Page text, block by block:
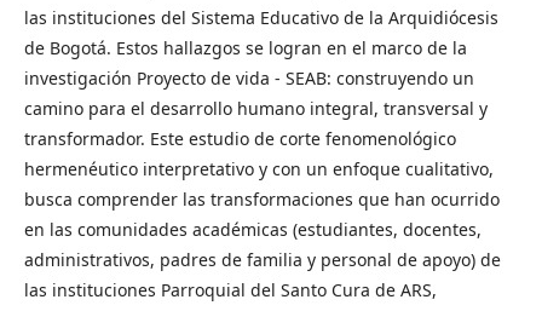
las instituciones del Sistema Educativo de la Arquidiócesis
de Bogotá. Estos hallazgos se logran en el marco de la
investigación Proyecto de vida - SEAB: construyendo un
camino para el desarrollo humano integral, transversal y
transformador. Este estudio de corte fenomenológico
hermenéutico interpretativo y con un enfoque cualitativo,
busca comprender las transformaciones que han ocurrido
en las comunidades académicas (estudiantes, docentes,
administrativos, padres de familia y personal de apoyo) de
las instituciones Parroquial del Santo Cura de ARS,